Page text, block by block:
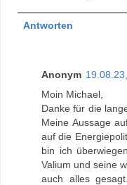
Antworten
Anonym
Moin Michael,
Danke für die
Meine Aussage
auf die
bin ich
Valium und seine
auch alles